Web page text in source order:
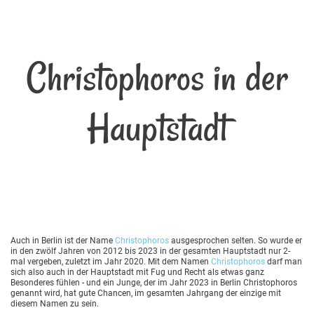
Christophoros in der
Hauptstadt
Auch in Berlin ist der Name Christophoros ausgesprochen selten. So wurde er
in den zwölf Jahren von 2012 bis 2023 in der gesamten Hauptstadt nur 2-
mal vergeben, zuletzt im Jahr 2020. Mit dem Namen Christophoros darf man
sich also auch in der Hauptstadt mit Fug und Recht als etwas ganz
Besonderes fühlen - und ein Junge, der im Jahr 2023 in Berlin Christophoros
genannt wird, hat gute Chancen, im gesamten Jahrgang der einzige mit
diesem Namen zu sein.